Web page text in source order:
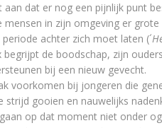
aan dat er nog een pijnlijk punt
mensen in zijn omgeving er
achter zich moet laten (´
begrijpt de boodschap, zijn
bij een nieuw gevecht.
voorkomen bij jongeren die
strijd gooien en nauwelijks
op dat moment niet onder